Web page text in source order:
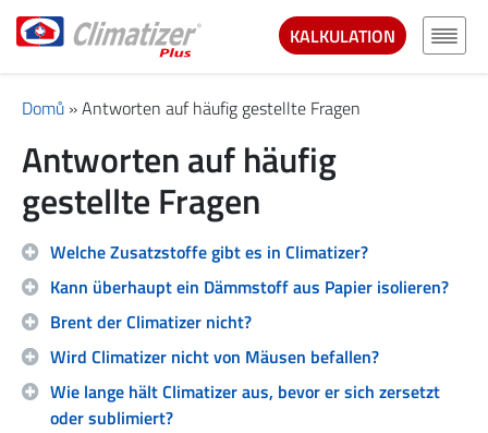
KALKULATION
Domů »Antworten auf häufig gestellte Fragen
Antworten auf häufig
gestellte Fragen
Welche Zusatzstoffe gibt es in Climatizer?
Kann überhaupt ein Dämmstoff aus Papier isolieren?
Brent der Climatizer nicht?
Wird Climatizer nicht von Mäusen befallen?
Wie lange hält Climatizer aus, bevor er sich zersetzt
oder sublimiert?